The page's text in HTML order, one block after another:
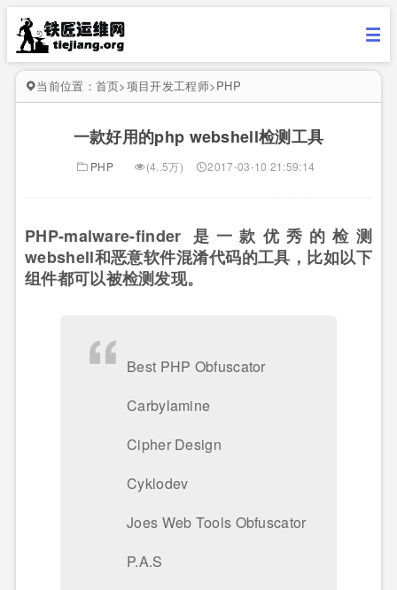
当前位置： 首页>项目开发工程师>PHP
一款好用的php webshell检测工具
PHP (4..5万) 2017-03-10 21:59:14
PHP-malware-finder 是一款优秀的检测
webshell和恶意软件混淆代码的工具，比如以下
组件都可以被检测发现。
Best PHP Obfuscator
Carbylamine
Cipher Design
Cyklodev
Joes Web Tools Obfuscator
P.A.S